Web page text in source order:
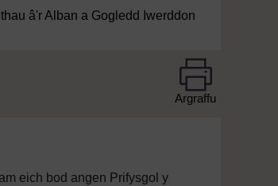
â'r Alban a Gogledd Iwerddon
Argraffu
eich bod angen Prifysgol y